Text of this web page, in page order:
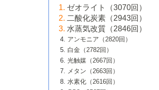
大学：オンライン・対面開催）
6号 メタン転換技術の最新動向
B号 第125回触媒討論会（2020年・工学
院大学）
5号 固体触媒による含窒素有機化合物変
換の最前線
6号 貴金属使用量低減に向けた自動車排
ガス浄化触媒の開発
B号 第123回触媒討論会（2019年・大阪
B号 第121回触媒討論会（2018年・東京
大学）
5号 水素のふるまいを解き明かす最先端
研究
6号 低級アルカンの有効利用のための触
媒技術
B号 第119回触媒討論会（2017年・首都
大学東京）
媒技術
3号 触媒研究の最先端～とびたて若き研究
者たち～（1）
4号 触媒研究の最先端～とびたて若き研究
者たち～（2）
5号 触媒研究の最先端～とびたて若き研究
者たち～（3）
2号 石油精製用触媒の最近の進展
3号 固体酸化物形燃料電池（SOFC）におけ
るアノード触媒上での燃料直接改質技術
4号 コアシェル構造の制御による触媒機能
5号 工業触媒およびその周辺技術の最近の
進歩
2号 光触媒反応機構に関する最新の研究動
向
開発動向
4号 人工光合成に向けた近年のアプローチ
5号 未利用熱エネルギーの有効活用に貢献
する触媒技術
1号 高耐久性燃料電池システム用触媒にお
ける新展開
2号 リビングラジカル重合の最近の動向
3号 天然ガスの化学工業的展開に関する触
媒技術
4号 貴金属触媒の精密構造制御とその活用
5号 バイオマス化成品製造のための固体触
▼54巻（2012年）
1号 規則性多孔体の利用技術における最近
の進歩
2号 第109回触媒討論会
3号 貴金属低減技術の最新動向
4号 貴金属代替技術の最新動向
▼53巻（2011年）
1号 金属学から見る合金触媒の新展開
2号 第107回触媒討論会
3号 触媒のその場観察法の進歩（１）
4号 触媒のその場観察法の進歩（２）
▼52巻（2010年）
1号 触媒の劣化対策と長寿命触媒開発
2号 第105回触媒討論会
3号 ナノ構造が拓く新機能
1号 炭素材料－熱い注目を集める材料－
2号 第103回触媒討論会
▼50巻（2008年）
1号 触媒化学と学会のこの10年，半世紀，
▼49巻（2007年）
ゼオライト（3070回）
二酸化炭素（2943回）
水蒸気改質（2846回）
アンモニア（2820回）
白金（2782回）
光触媒（2667回）
メタン（2663回）
水素化（2616回）